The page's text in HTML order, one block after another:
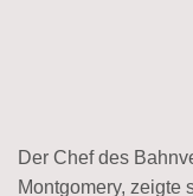
Der Chef des
Montgomery, zeigte